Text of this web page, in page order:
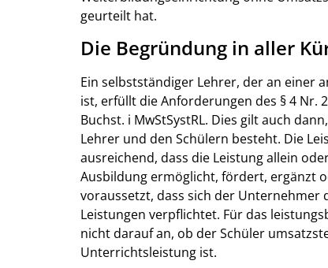
geurteilt hat.
Die Begründung in aller
Ein selbstständiger Lehrer, der an
ist, erfüllt die Anforderungen des § 4 Nr.
Buchst. i MwStSystRL. Dies gilt auch
Lehrer und den Schülern besteht. Die
ausreichend, dass die Leistung allein
Ausbildung ermöglicht, fördert, ergänzt
voraussetzt, dass sich der Unternehmer
Leistungen verpflichtet. Für das
nicht darauf an, ob der Schüler
Unterrichtsleistung ist.